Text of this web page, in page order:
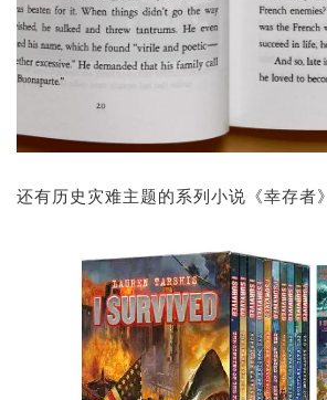
还有历史灾难主题的系列小说《幸存者》